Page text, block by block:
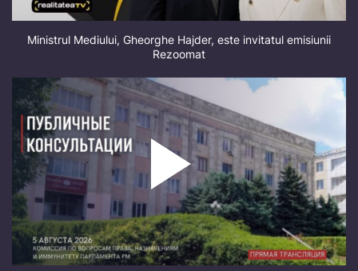
Ministrul Mediului, Gheorghe Hajder, este invitatul emisiunii
Rezoomat